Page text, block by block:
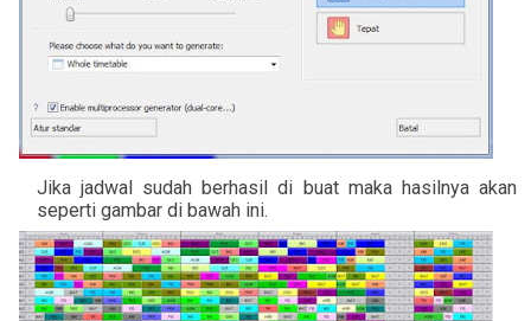
Jika jadwal sudah berhasil di buat maka hasilnya akan
seperti gambar di bawah ini.